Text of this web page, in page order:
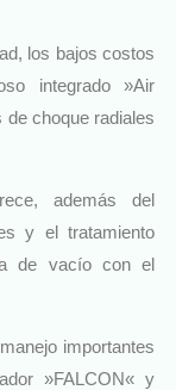
los bajos costos
integrado »Air
choque radiales
además del
y el tratamiento
de vacío con el
importantes
»FALCON« y